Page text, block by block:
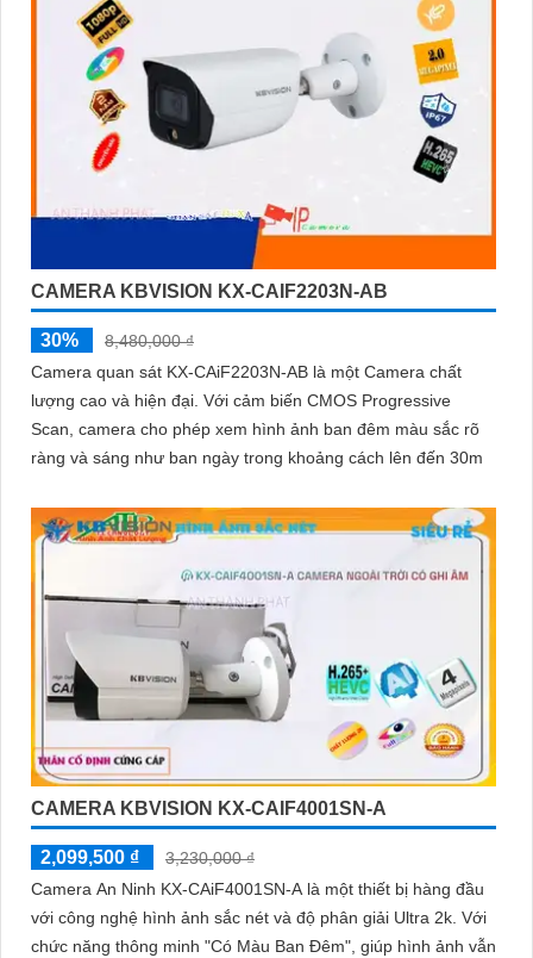
CAMERA KBVISION KX-CAIF2203N-AB
30%
8,480,000 ₫
Camera quan sát KX-CAiF2203N-AB là một Camera chất
lượng cao và hiện đại. Với cảm biến CMOS Progressive
Scan, camera cho phép xem hình ảnh ban đêm màu sắc rõ
ràng và sáng như ban ngày trong khoảng cách lên đến 30m
CAMERA KBVISION KX-CAIF4001SN-A
2,099,500 ₫
3,230,000 ₫
Camera An Ninh KX-CAiF4001SN-A là một thiết bị hàng đầu
với công nghệ hình ảnh sắc nét và độ phân giải Ultra 2k. Với
chức năng thông minh "Có Màu Ban Đêm", giúp hình ảnh vẫn